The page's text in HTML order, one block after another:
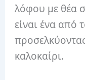
λόφου με θέα
είναι ένα
καλοκαίρι.